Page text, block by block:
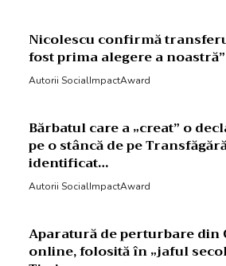
Nicolescu confirmă
fost prima alegere a noastră”
Autorii SocialImpactAward
Bărbatul care a „creat” o
pe o stâncă de pe
identificat…
Autorii SocialImpactAward
Aparatură de perturbare din
online, folosită în „jaful